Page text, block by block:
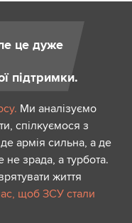
це дуже
підтримки.
Ми аналізуємо
спілкуємося з
армія сильна, а де
не зрада, а турбота.
життя
щоб ЗСУ стали